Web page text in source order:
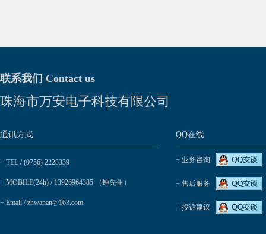
联系我们 Contact us
珠海市万安电子科技有限公司
通讯方式
+ TEL / (0756) 2228339
+ MOBILE(24h) / 13926964385 （钟先生）
+ Email / zhwanan@163.com
QQ在线
+ 业务咨询
+ 售后服务
+ 投诉建议